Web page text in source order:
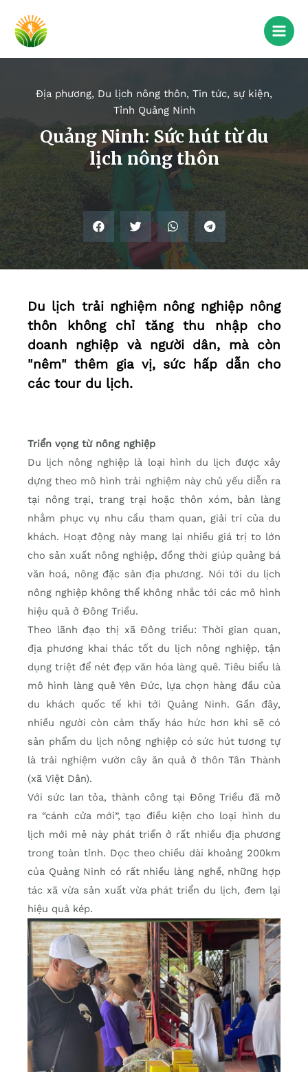
Địa phương, Du lịch nông thôn, Tin tức, sự kiện,
Tỉnh Quảng Ninh
Quảng Ninh: Sức hút từ du
lịch nông thôn
Du lịch trải nghiệm nông nghiệp nông
thôn không chỉ tăng thu nhập cho
doanh nghiệp và người dân, mà còn
"nêm" thêm gia vị, sức hấp dẫn cho
các tour du lịch.
Triển vọng từ nông nghiệp
Du lịch nông nghiệp là loại hình du lịch được xây
dựng theo mô hình trải nghiệm này chủ yếu diễn ra
tại nông trại, trang trại hoặc thôn xóm, bản làng
nhằm phục vụ nhu cầu tham quan, giải trí của du
khách. Hoạt động này mang lại nhiều giá trị to lớn
cho sản xuất nông nghiệp, đồng thời giúp quảng bá
văn hoá, nông đặc sản địa phương. Nói tới du lịch
nông nghiệp không thể không nhắc tới các mô hình
hiệu quả ở Đông Triều.
Theo lãnh đạo thị xã Đông triều: Thời gian quan,
địa phương khai thác tốt du lịch nông nghiệp, tận
dụng triệt để nét đẹp văn hóa làng quê. Tiêu biểu là
mô hình làng quê Yên Đức, lựa chọn hàng đầu của
du khách quốc tế khi tới Quảng Ninh. Gần đây,
nhiều người còn cảm thấy háo hức hơn khi sẽ có
sản phẩm du lịch nông nghiệp có sức hút tương tự
là trải nghiệm vườn cây ăn quả ở thôn Tân Thành
(xã Việt Dân).
Với sức lan tỏa, thành công tại Đông Triều đã mở
ra “cánh cửa mới”, tạo điều kiện cho loại hình du
lịch mới mẻ này phát triển ở rất nhiều địa phương
trong toàn tỉnh. Dọc theo chiều dài khoảng 200km
của Quảng Ninh có rất nhiều làng nghề, những hợp
tác xã vừa sản xuất vừa phát triển du lịch, đem lại
hiệu quả kép.